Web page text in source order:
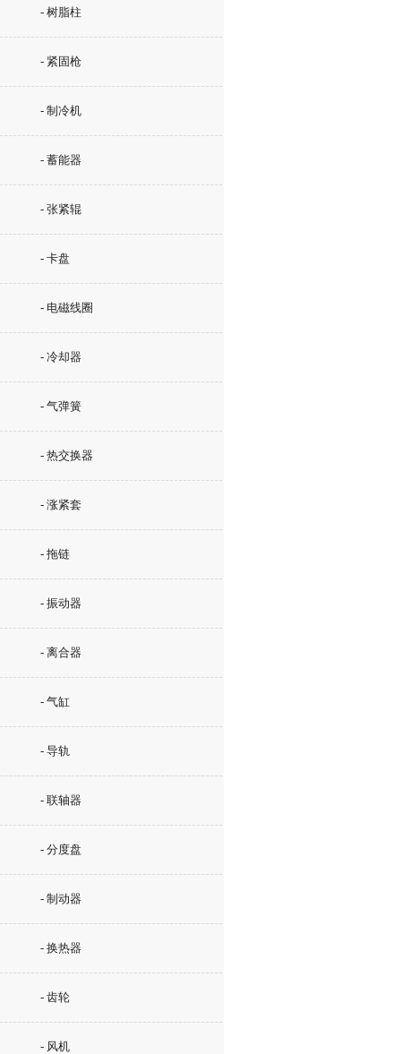
- 树脂柱
- 紧固枪
- 制冷机
- 蓄能器
- 张紧辊
- 卡盘
- 电磁线圈
- 冷却器
- 气弹簧
- 热交换器
- 涨紧套
- 拖链
- 振动器
- 离合器
- 气缸
- 导轨
- 联轴器
- 分度盘
- 制动器
- 换热器
- 齿轮
- 风机